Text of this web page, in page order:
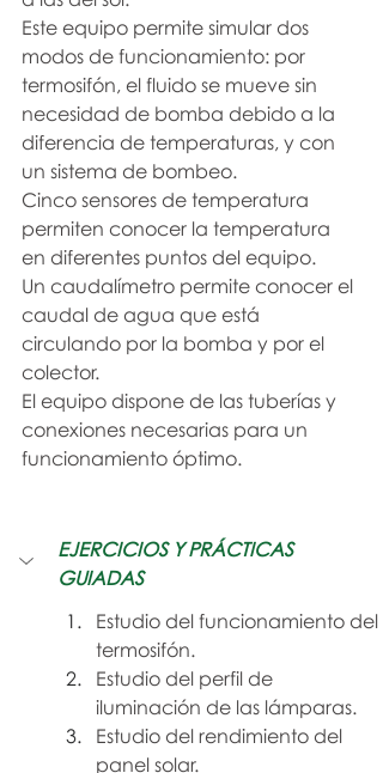
Este equipo permite simular dos
modos de funcionamiento: por
termosifón, el fluido se mueve sin
necesidad de bomba debido a la
diferencia de temperaturas, y con
un sistema de bombeo.
Cinco sensores de temperatura
permiten conocer la temperatura
en diferentes puntos del equipo.
Un caudalímetro permite conocer el
caudal de agua que está
circulando por la bomba y por el
colector.
El equipo dispone de las tuberías y
conexiones necesarias para un
funcionamiento óptimo.
EJERCICIOS Y PRÁCTICAS
GUIADAS
Estudio del funcionamiento del
termosifón.
Estudio del perfil de
iluminación de las lámparas.
Estudio del rendimiento del
panel solar.